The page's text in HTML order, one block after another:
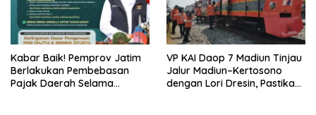
Kabar Baik! Pemprov Jatim
Berlakukan Pembebasan
Pajak Daerah Selama
VP KAI Daop 7 Madiun Tinjau
Jalur Madiun–Kertosono
dengan Lori Dresin, Pastikan